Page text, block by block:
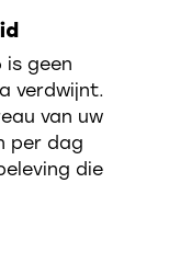
is geen
verdwijnt.
van uw
per dag
die